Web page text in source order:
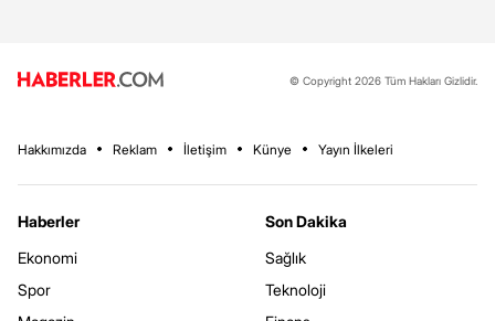
© Copyright 2026 Tüm Hakları Gizlidir.
Hakkımızda Reklam İletişim Künye Yayın İlkeleri
Haberler
Ekonomi
Spor
Son Dakika
Sağlık
Teknoloji